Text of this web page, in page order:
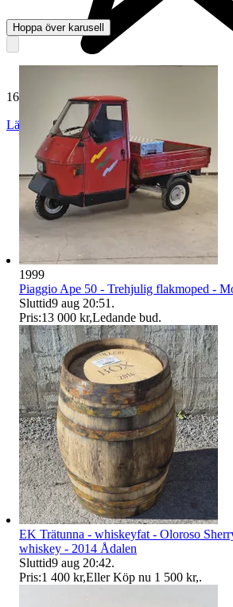
165 015 omdömen
Läs omdömen Följ
Hoppa över karusell
1999
Piaggio Ape 50 - Trehjulig flakmoped -
Sluttid9 aug 20:51 .
Pris:13 000 kr,Ledande bud.
EK Trätunna - whiskeyfat - Oloroso
whiskey - 2014 Ådalen
Sluttid9 aug 20:42.
Pris:1 400 kr,Eller Köp nu 1 500 kr,.